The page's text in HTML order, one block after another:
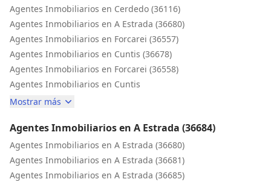
Agentes Inmobiliarios en Cerdedo (36116)
Agentes Inmobiliarios en A Estrada (36680)
Agentes Inmobiliarios en Forcarei (36557)
Agentes Inmobiliarios en Cuntis (36678)
Agentes Inmobiliarios en Forcarei (36558)
Agentes Inmobiliarios en Cuntis
Mostrar más
Agentes Inmobiliarios en A Estrada (36684)
Agentes Inmobiliarios en A Estrada (36680)
Agentes Inmobiliarios en A Estrada (36681)
Agentes Inmobiliarios en A Estrada (36685)